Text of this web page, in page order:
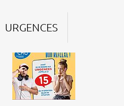
URGENCES